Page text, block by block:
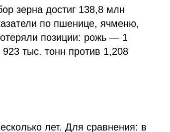
зерна достиг 138,8 млн
по пшенице, ячменю,
позиции: рожь — 1
тыс. тонн против 1,208
лет. Для сравнения: в